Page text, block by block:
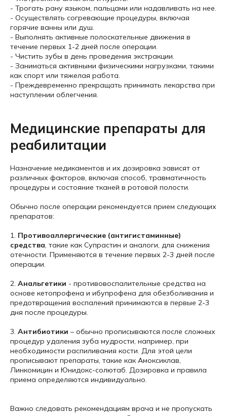
- Трогать рану языком, пальцами или надавливать на нее.
- Осуществлять согревающие процедуры, включая
горячие ванны или душ.
- Выполнять активные полоскательные движения в
течение первых 1-2 дней после операции.
- Чистить зубы в день проведения экстракции.
- Заниматься активными физическими нагрузками, такими
как спорт или тяжелая работа.
- Преждевременно прекращать принимать лекарства при
наступлении облегчения.
Медицинские препараты для
реабилитации
Назначение медикаментов и их дозировка зависят от
различных факторов, включая способ, травматичность
процедуры и состояние тканей в ротовой полости.
Обычно после операции рекомендуется прием следующих
препаратов:
1. Противоаллергические (антигистаминные)
средства, такие как Супрастин и аналоги, для снижения
отечности. Применяются в течение первых 2-3 дней после
операции.
2. Анальгетики - противовоспалительные средства на
основе кетопрофена и ибупрофена для обезболивания и
предотвращения воспалений принимаются в первые 2-3
дня после процедуры.
3. Антибиотики – обычно прописываются после сложных
процедур удаления зуба мудрости, например, при
необходимости распиливания кости. Для этой цели
прописывают препараты, такие как Амоксиклав,
Линкомицин и Юнидокс-солютаб. Дозировка и правила
приема определяются индивидуально.
Важно следовать рекомендациям врача и не пропускать